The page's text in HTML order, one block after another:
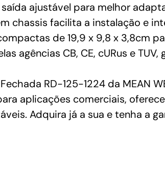
saída ajustável para melhor
chassis facilita a instalação e
de 19,9 x 9,8 x 3,8cm
agências CB, CE, cURus e
RD-125-1224 da MEAN
aplicações comerciais,
Adquira já a sua e tenha a